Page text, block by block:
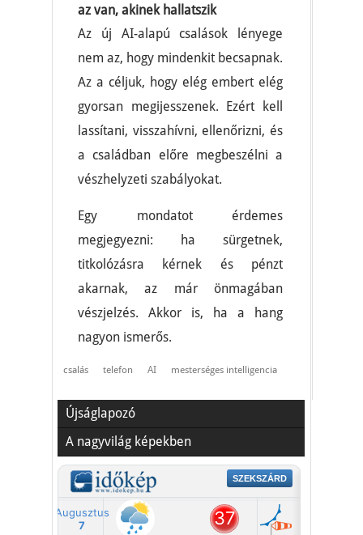
az van, akinek hallatszik
Az új AI-alapú csalások lényege
nem az, hogy mindenkit becsapnak.
Az a céljuk, hogy elég embert elég
gyorsan megijesszenek. Ezért kell
lassítani, visszahívni, ellenőrizni, és
a családban előre megbeszélni a
vészhelyzeti szabályokat.
Egy mondatot érdemes
megjegyezni: ha sürgetnek,
titkolózásra kérnek és pénzt
akarnak, az már önmagában
vészjelzés. Akkor is, ha a hang
nagyon ismerős.
csalás telefon AI mesterséges intelligencia
Újságlapozó
A nagyvilág képekben